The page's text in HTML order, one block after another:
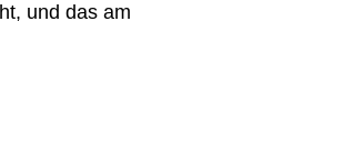
und das am